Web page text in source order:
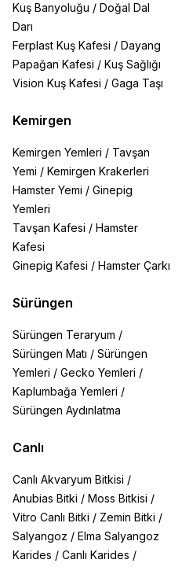
Kuş Banyoluğu / Doğal Dal
Darı
Ferplast Kuş Kafesi / Dayang
Papağan Kafesi / Kuş Sağlığı
Vision Kuş Kafesi / Gaga Taşı
Kemirgen
Kemirgen Yemleri / Tavşan
Yemi / Kemirgen Krakerleri
Hamster Yemi / Ginepig
Yemleri
Tavşan Kafesi / Hamster
Kafesi
Ginepig Kafesi / Hamster Çarkı
Sürüngen
Sürüngen Teraryum /
Sürüngen Matı / Sürüngen
Yemleri / Gecko Yemleri /
Kaplumbağa Yemleri /
Sürüngen Aydınlatma
Canlı
Canlı Akvaryum Bitkisi /
Anubias Bitki / Moss Bitkisi /
Vitro Canlı Bitki / Zemin Bitki /
Salyangoz / Elma Salyangoz
Karides / Canlı Karides /